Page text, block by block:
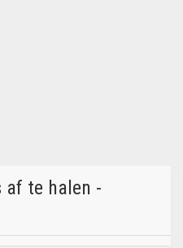
af te halen -